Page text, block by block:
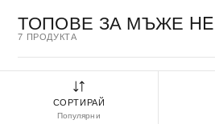
ТОПОВЕ ЗА МЪЖЕ
7 ПРОДУКТА
СОРТИРАЙ
Популярни